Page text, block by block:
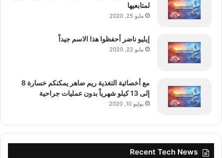
لمتابعيها
مايو 25, 2020
إيليو ناضر أحفظوا هذا الاسم جيداً
مايو 22, 2020
مع أخصائية التغذية ريم ضاهر يمكنكم خسارة 8
إلى 13 كيلو شهرياً بدون عمليات جراحية
يوليو 10, 2020
Recent Tech News